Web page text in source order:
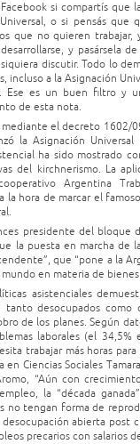
si compartís que
o si pensás que
que no quieren trabajar,
y pasársela
discutir. Todo lo
incluso a la Asignación
Ese es un buen filtro y
de esta nota.
el decreto 1602/
la Asignación
ha sido mostrado
del kirchnerismo. La
Argentina
hora de marcar el
presidente del bloque
la puesta en marcha de
que “pone a la
en materia de
asistenciales
desocupados como
de los planes. Según
laborales (el 34,5%
trabajar más horas
en Ciencias Sociales
“Aún con
la “década
no tengan forma de
abierta post
precarios con salarios